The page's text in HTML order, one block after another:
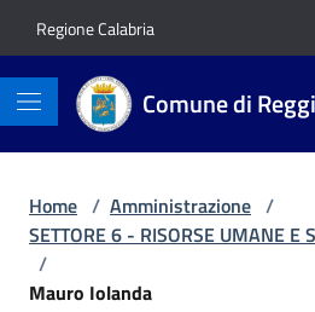
Regione Calabria
Comune di
Home / Amministrazione /
SETTORE 6 - RISORSE UMANE E
/
Mauro Iolanda